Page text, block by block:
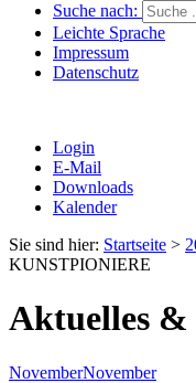
Suche nach:
Leichte Sprache
Impressum
Datenschutz
Login
E-Mail
Downloads
Kalender
Sie sind hier: Startseite >
KUNSTPIONIERE
Aktuelles &
NovemberNovember